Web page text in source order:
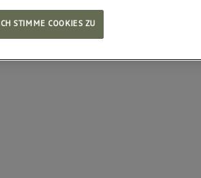
ICH STIMME COOKIES ZU